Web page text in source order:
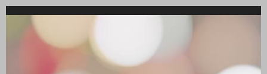
Reproductor